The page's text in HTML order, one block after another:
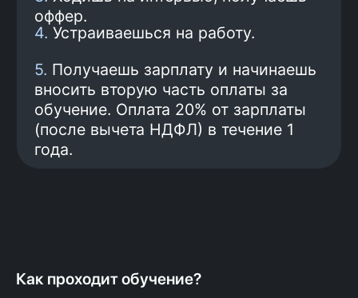
Как проходит обучение?
(после вычета НДФЛ) в
течение года.
6
Подготовка к трудоустройству и
и минимальная зарплата
100 000 рублей гарантированы
договором.